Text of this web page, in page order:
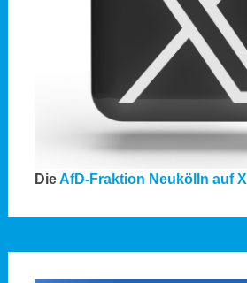
DieAfD-Fraktion Neukölln auf X